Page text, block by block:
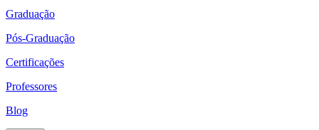
Graduação
Pós-Graduação
Certificações
Professores
Blog